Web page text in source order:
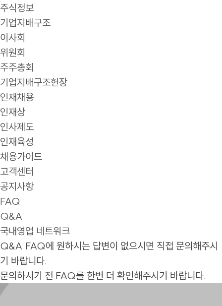
주식정보
기업지배구조
이사회
위원회
주주총회
기업지배구조헌장
인재채용
인재상
인사제도
인재육성
채용가이드
고객센터
공지사항
FAQ
Q&A
국내영업 네트워크
Q&A FAQ에 원하시는 답변이 없으시면 직접 문의해주시
기 바랍니다.
문의하시기 전 FAQ를 한번 더 확인해주시기 바랍니다.